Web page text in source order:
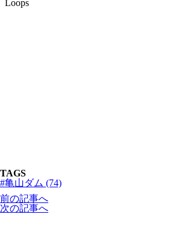
TAGS
#亀山ダム (74)
前の記事へ
次の記事へ